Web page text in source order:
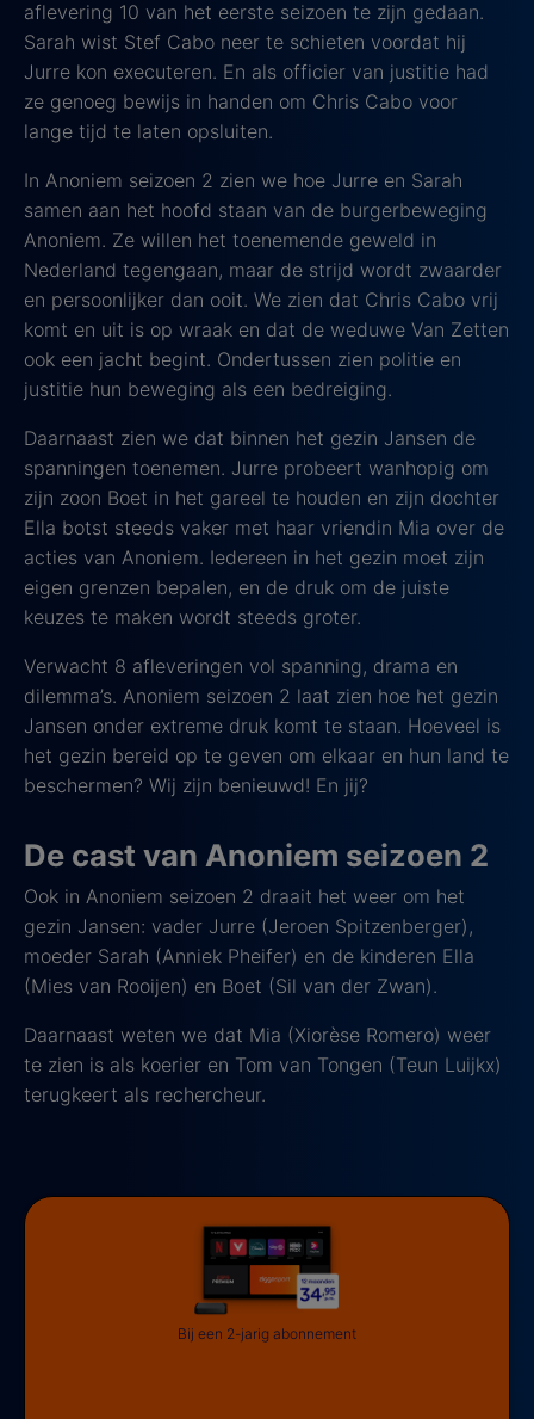
aflevering 10 van het eerste seizoen te zijn gedaan.
Sarah wist Stef Cabo neer te schieten voordat hij
Jurre kon executeren. En als officier van justitie had
ze genoeg bewijs in handen om Chris Cabo voor
lange tijd te laten opsluiten.
In Anoniem seizoen 2 zien we hoe Jurre en Sarah
samen aan het hoofd staan van de burgerbeweging
Anoniem. Ze willen het toenemende geweld in
Nederland tegengaan, maar de strijd wordt zwaarder
en persoonlijker dan ooit. We zien dat Chris Cabo vrij
komt en uit is op wraak en dat de weduwe Van Zetten
ook een jacht begint. Ondertussen zien politie en
justitie hun beweging als een bedreiging.
Daarnaast zien we dat binnen het gezin Jansen de
spanningen toenemen. Jurre probeert wanhopig om
zijn zoon Boet in het gareel te houden en zijn dochter
Ella botst steeds vaker met haar vriendin Mia over de
acties van Anoniem. Iedereen in het gezin moet zijn
eigen grenzen bepalen, en de druk om de juiste
keuzes te maken wordt steeds groter.
Verwacht 8 afleveringen vol spanning, drama en
dilemma’s. Anoniem seizoen 2 laat zien hoe het gezin
Jansen onder extreme druk komt te staan. Hoeveel is
het gezin bereid op te geven om elkaar en hun land te
beschermen? Wij zijn benieuwd! En jij?
De cast van Anoniem seizoen 2
Ook in Anoniem seizoen 2 draait het weer om het
gezin Jansen: vader Jurre (Jeroen Spitzenberger),
moeder Sarah (Anniek Pheifer) en de kinderen Ella
(Mies van Rooijen) en Boet (Sil van der Zwan).
Daarnaast weten we dat Mia (Xiorèse Romero) weer
te zien is als koerier en Tom van Tongen (Teun Luijkx)
terugkeert als rechercheur.
Bij een 2-jarig abonnement